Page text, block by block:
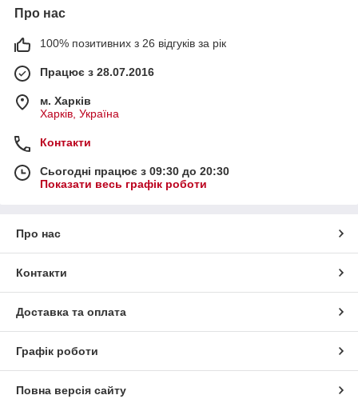
Про нас
100% позитивних з 26 відгуків за рік
Працює з 28.07.2016
м. Харків
Харків, Україна
Контакти
Сьогодні працює з 09:30 до 20:30
Показати весь графік роботи
Про нас
Контакти
Доставка та оплата
Графік роботи
Повна версія сайту